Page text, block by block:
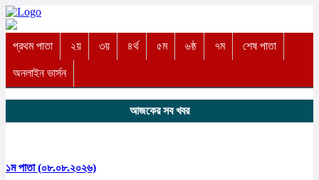
প্রথম পাতা ২য় ৩য় ৪র্থ ৫ম ৬ষ্ঠ ৭ম শেষ পাতা
অনলাইন ভার্সন
আজকের সব খবর
১ম পাতা (০৮.০৮.২০২৬)